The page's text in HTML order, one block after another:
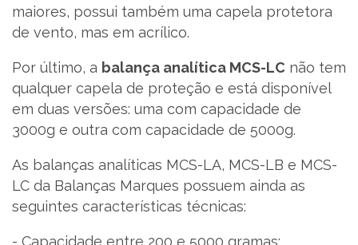
maiores, possui também uma capela protetora
de vento, mas em acrílico.
Por último, a balança analítica MCS-LC não tem
qualquer capela de proteção e está disponível
em duas versões: uma com capacidade de
3000g e outra com capacidade de 5000g.
As balanças analíticas MCS-LA, MCS-LB e MCS-
LC da Balanças Marques possuem ainda as
seguintes características técnicas:
- Capacidade entre 200 e 5000 gramas;